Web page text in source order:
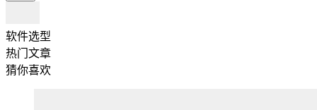
软件选型
热门文章
猜你喜欢